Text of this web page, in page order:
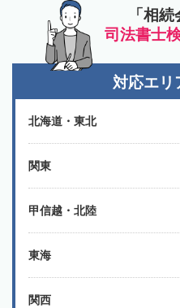
「相
司法書士
対応エリ
北海道・東北
関東
甲信越・北陸
東海
関西